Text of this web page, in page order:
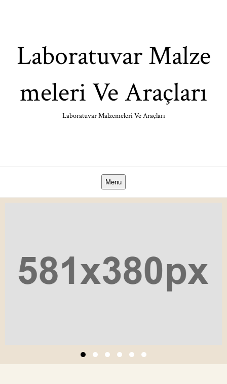
Laboratuvar Malze
meleri Ve Araçları
Laboratuvar Malzemeleri Ve Araçları
Menu